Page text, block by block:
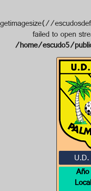
getimagesize(//
failed to open
/home/escudo5/